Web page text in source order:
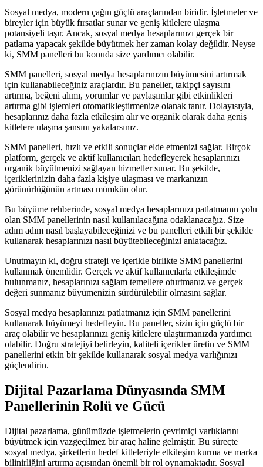
Sosyal medya, modern çağın güçlü araçlarından biridir. İşletmeler ve
bireyler için büyük fırsatlar sunar ve geniş kitlelere ulaşma
potansiyeli taşır. Ancak, sosyal medya hesaplarınızı gerçek bir
patlama yapacak şekilde büyütmek her zaman kolay değildir. Neyse
ki, SMM panelleri bu konuda size yardımcı olabilir.
SMM panelleri, sosyal medya hesaplarınızın büyümesini artırmak
için kullanabileceğiniz araçlardır. Bu paneller, takipçi sayısını
artırma, beğeni alımı, yorumlar ve paylaşımlar gibi etkinlikleri
artırma gibi işlemleri otomatikleştirmenize olanak tanır. Dolayısıyla,
hesaplarınız daha fazla etkileşim alır ve organik olarak daha geniş
kitlelere ulaşma şansını yakalarsınız.
SMM panelleri, hızlı ve etkili sonuçlar elde etmenizi sağlar. Birçok
platform, gerçek ve aktif kullanıcıları hedefleyerek hesaplarınızı
organik büyütmenizi sağlayan hizmetler sunar. Bu şekilde,
içeriklerinizin daha fazla kişiye ulaşması ve markanızın
görünürlüğünün artması mümkün olur.
Bu büyüme rehberinde, sosyal medya hesaplarınızı patlatmanın yolu
olan SMM panellerinin nasıl kullanılacağına odaklanacağız. Size
adım adım nasıl başlayabileceğinizi ve bu panelleri etkili bir şekilde
kullanarak hesaplarınızı nasıl büyütebileceğinizi anlatacağız.
Unutmayın ki, doğru strateji ve içerikle birlikte SMM panellerini
kullanmak önemlidir. Gerçek ve aktif kullanıcılarla etkileşimde
bulunmanız, hesaplarınızı sağlam temellere oturtmanız ve gerçek
değeri sunmanız büyümenizin sürdürülebilir olmasını sağlar.
Sosyal medya hesaplarınızı patlatmanız için SMM panellerini
kullanarak büyümeyi hedefleyin. Bu paneller, sizin için güçlü bir
araç olabilir ve hesaplarınızı geniş kitlelere ulaştırmanızda yardımcı
olabilir. Doğru stratejiyi belirleyin, kaliteli içerikler üretin ve SMM
panellerini etkin bir şekilde kullanarak sosyal medya varlığınızı
güçlendirin.
Dijital Pazarlama Dünyasında SMM
Panellerinin Rolü ve Gücü
Dijital pazarlama, günümüzde işletmelerin çevrimiçi varlıklarını
büyütmek için vazgeçilmez bir araç haline gelmiştir. Bu süreçte
sosyal medya, şirketlerin hedef kitleleriyle etkileşim kurma ve marka
bilinirliğini artırma açısından önemli bir rol oynamaktadır. Sosyal